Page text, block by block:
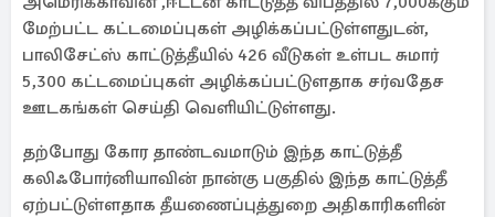
மேற்பட்ட கட்டமைப்புகள் அழிக்கப்பட்டுள்ளதுடன்,
பாலிசேட்ஸ் காட்டுத்தீயில் 426 வீடுகள் உள்பட சுமார்
5,300 கட்டமைப்புகள் அழிக்கப்பட்டுளதாக சர்வதேச
ஊடகங்கள் செய்தி வெளியிட்டுள்ளது.
தற்போது கோர தாண்டவமாடும் இந்த காட்டுத்தீ
கலிஃபோர்னியாவின் நான்கு பகுதில் இந்த காட்டுத்தீ
ஏற்பட்டுள்ளதாக தீயணைப்புத்துறை அதிகாரிகளின்